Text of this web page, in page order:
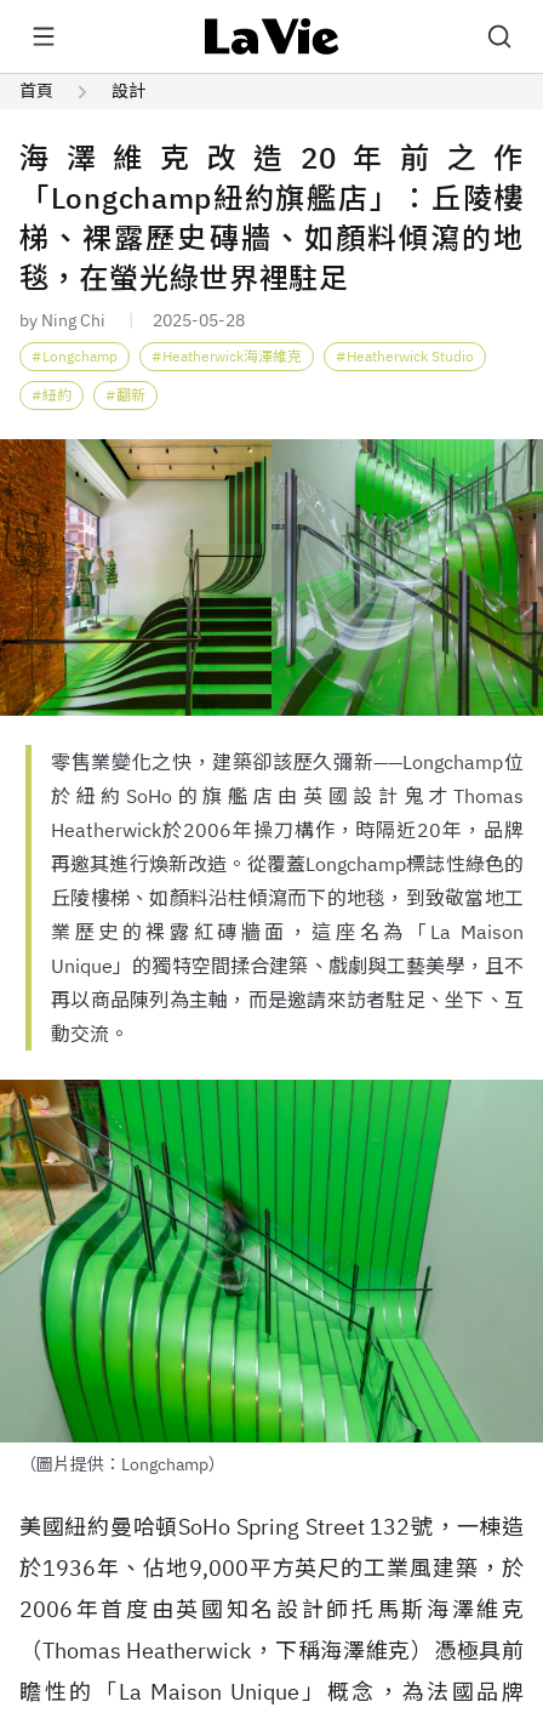
首頁 設計
海澤維克改造20年前之作
「Longchamp紐約旗艦店」：丘陵樓
梯、裸露歷史磚牆、如顏料傾瀉的地
毯，在螢光綠世界裡駐足
by Ning Chi 2025-05-28
Longchamp Heatherwick海澤維克 Heatherwick Studio
紐約 翻新
零售業變化之快，建築卻該歷久彌新——Longchamp位
於紐約SoHo的旗艦店由英國設計鬼才Thomas
Heatherwick於2006年操刀構作，時隔近20年，品牌
再邀其進行煥新改造。從覆蓋Longchamp標誌性綠色的
丘陵樓梯、如顏料沿柱傾瀉而下的地毯，到致敬當地工
業歷史的裸露紅磚牆面，這座名為「La Maison
Unique」的獨特空間揉合建築、戲劇與工藝美學，且不
再以商品陳列為主軸，而是邀請來訪者駐足、坐下、互
動交流。
（圖片提供：Longchamp）
美國紐約曼哈頓SoHo Spring Street 132號，一棟造
於1936年、佔地9,000平方英尺的工業風建築，於
2006年首度由英國知名設計師托馬斯海澤維克
（Thomas Heatherwick，下稱海澤維克）憑極具前
瞻性的「La Maison Unique」概念，為法國品牌